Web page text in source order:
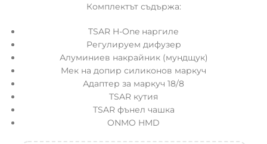
Комплектът съдържа:
TSAR H-One наргиле
Регулируем дифузер
Алуминиев накрайник (мундщук)
Мек на допир силиконов маркуч
Адаптер за маркуч 18/8
TSAR кутия
TSAR фънел чашка
ONMO HMD